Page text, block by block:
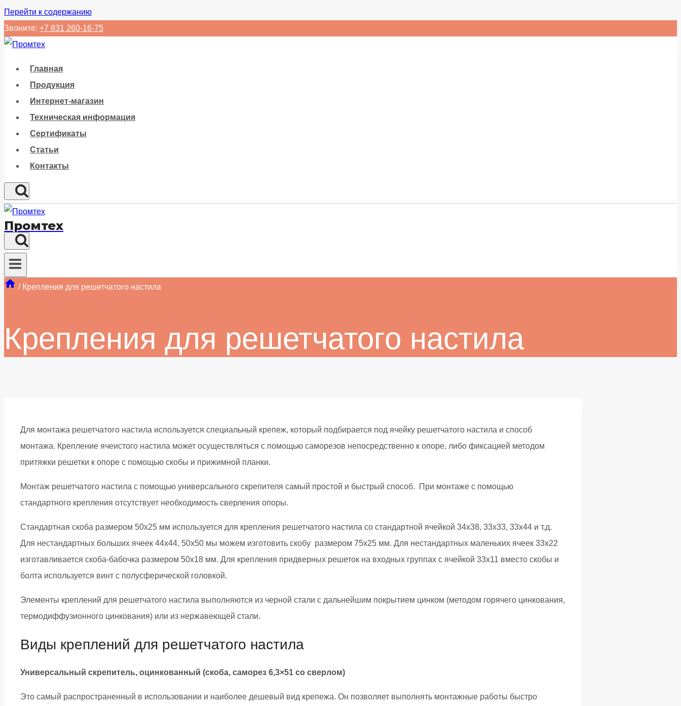
Перейти к содержанию
Звоните: +7 831 260-16-75
Главная
Продукция
Интернет-магазин
Техническая информация
Сертификаты
Статьи
Контакты
Промтех
/ Крепления для решетчатого настила
Крепления для решетчатого настила
Для монтажа решетчатого настила используется специальный крепеж, который подбирается под ячейку решетчатого настила и способ
монтажа. Крепление ячеистого настила может осуществляться с помощью саморезов непосредственно к опоре, либо фиксацией методом
притяжки решетки к опоре с помощью скобы и прижимной планки.
Монтаж решетчатого настила с помощью универсального скрепителя самый простой и быстрый способ. При монтаже с помощью
стандартного крепления отсутствует необходимость сверления опоры.
Стандартная скоба размером 50х25 мм используется для крепления решетчатого настила со стандартной ячейкой 34х38, 33х33, 33х44 и т.д.
Для нестандартных больших ячеек 44х44, 50х50 мы можем изготовить скобу размером 75х25 мм. Для нестандартных маленьких ячеек 33х22
изготавливается скоба-бабочка размером 50х18 мм. Для крепления придверных решеток на входных группах с ячейкой 33х11 вместо скобы и
болта используется винт с полусферической головкой.
Элементы креплений для решетчатого настила выполняются из черной стали с дальнейшим покрытием цинком (методом горячего цинкования,
термодиффузионного цинкования) или из нержавеющей стали.
Виды креплений для решетчатого настила
Универсальный скрепитель, оцинкованный (скоба, саморез 6,3×51 со сверлом)
Это самый распространенный в использовании и наиболее дешевый вид крепежа. Он позволяет выполнять монтажные работы быстро